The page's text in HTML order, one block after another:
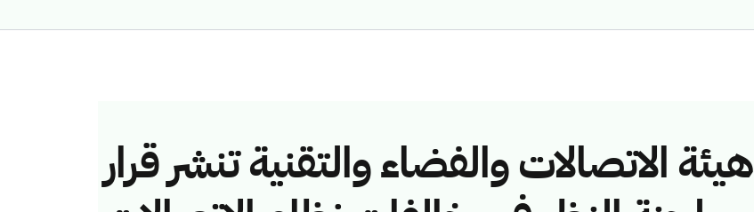
هيئة الاتصالات والفضاء والتقنية تنشر قرار